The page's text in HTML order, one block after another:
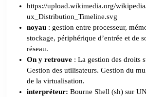
https://upload.wikimedia.org/
ux_Distribution_Timeline.svg
noyau : gestion entre processeur,
stockage, périphérique d’entrée et de
réseau.
On y retrouve : La gestion des droits
Gestion des utilisateurs. Gestion du
de la virtualisation.
interpréteur: Bourne Shell (sh) sur